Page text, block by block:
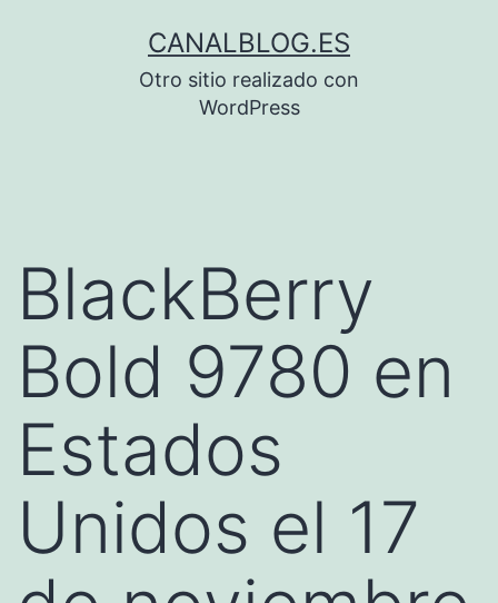
CANALBLOG.ES
Otro sitio realizado con
WordPress
BlackBerry
Bold 9780 en
Estados
Unidos el 17